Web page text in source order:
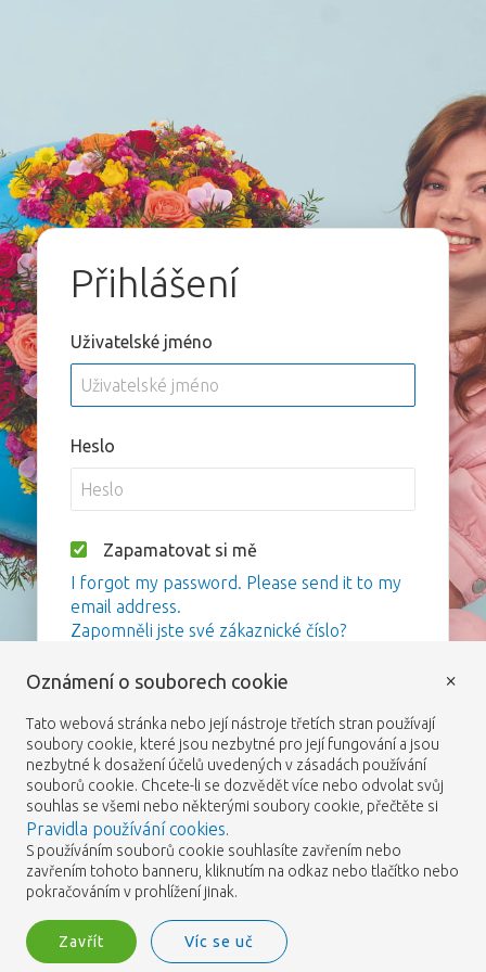
Přihlášení
Uživatelské jméno
Heslo
Zapamatovat si mě
I forgot my password. Please send it to my
email address.
Zapomněli jste své zákaznické číslo?
Oznámení o souborech cookie
Tato webová stránka nebo její nástroje třetích stran používají
soubory cookie, které jsou nezbytné pro její fungování a jsou
nezbytné k dosažení účelů uvedených v zásadách používání
souborů cookie. Chcete-li se dozvědět více nebo odvolat svůj
souhlas se všemi nebo některými soubory cookie, přečtěte si
Pravidla používání cookies.
S používáním souborů cookie souhlasíte zavřením nebo
zavřením tohoto banneru, kliknutím na odkaz nebo tlačítko nebo
pokračováním v prohlížení jinak.
Zavřít Víc se uč
×